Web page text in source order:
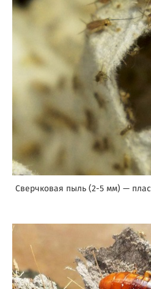
Сверчковая пыль (2-5 мм) —